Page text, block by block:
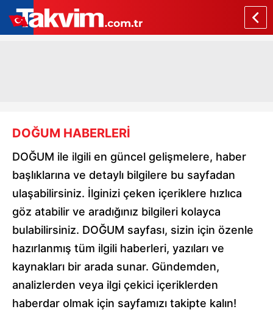
DOĞUM HABERLERİ
DOĞUM ile ilgili en güncel gelişmelere, haber
başlıklarına ve detaylı bilgilere bu sayfadan
ulaşabilirsiniz. İlginizi çeken içeriklere hızlıca
göz atabilir ve aradığınız bilgileri kolayca
bulabilirsiniz. DOĞUM sayfası, sizin için özenle
hazırlanmış tüm ilgili haberleri, yazıları ve
kaynakları bir arada sunar. Gündemden,
analizlerden veya ilgi çekici içeriklerden
haberdar olmak için sayfamızı takipte kalın!